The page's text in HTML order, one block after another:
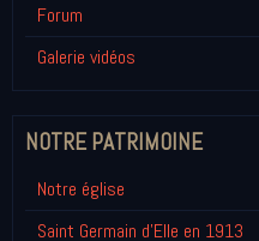
Forum
Galerie vidéos
NOTRE PATRIMOINE
Notre église
Saint Germain d'Elle en 1913